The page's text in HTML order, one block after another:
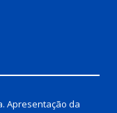
Apresentação da